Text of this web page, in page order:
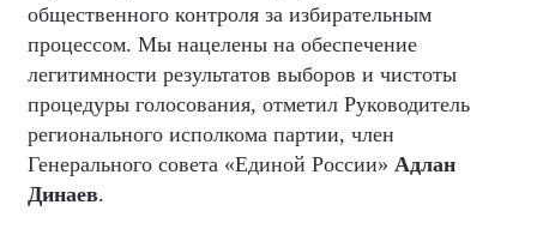
общественного контроля за избирательным
процессом. Мы нацелены на обеспечение
легитимности результатов выборов и чистоты
процедуры голосования, отметил Руководитель
регионального исполкома партии, член
Генерального совета «Единой России» Адлан
Динаев.